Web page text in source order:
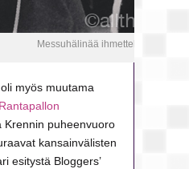
Messuhälinää ihmettelemässä.
myös muutama
Rantapallon
Krennin puheenvuoro
kansainvälisten
esitystä Bloggers’